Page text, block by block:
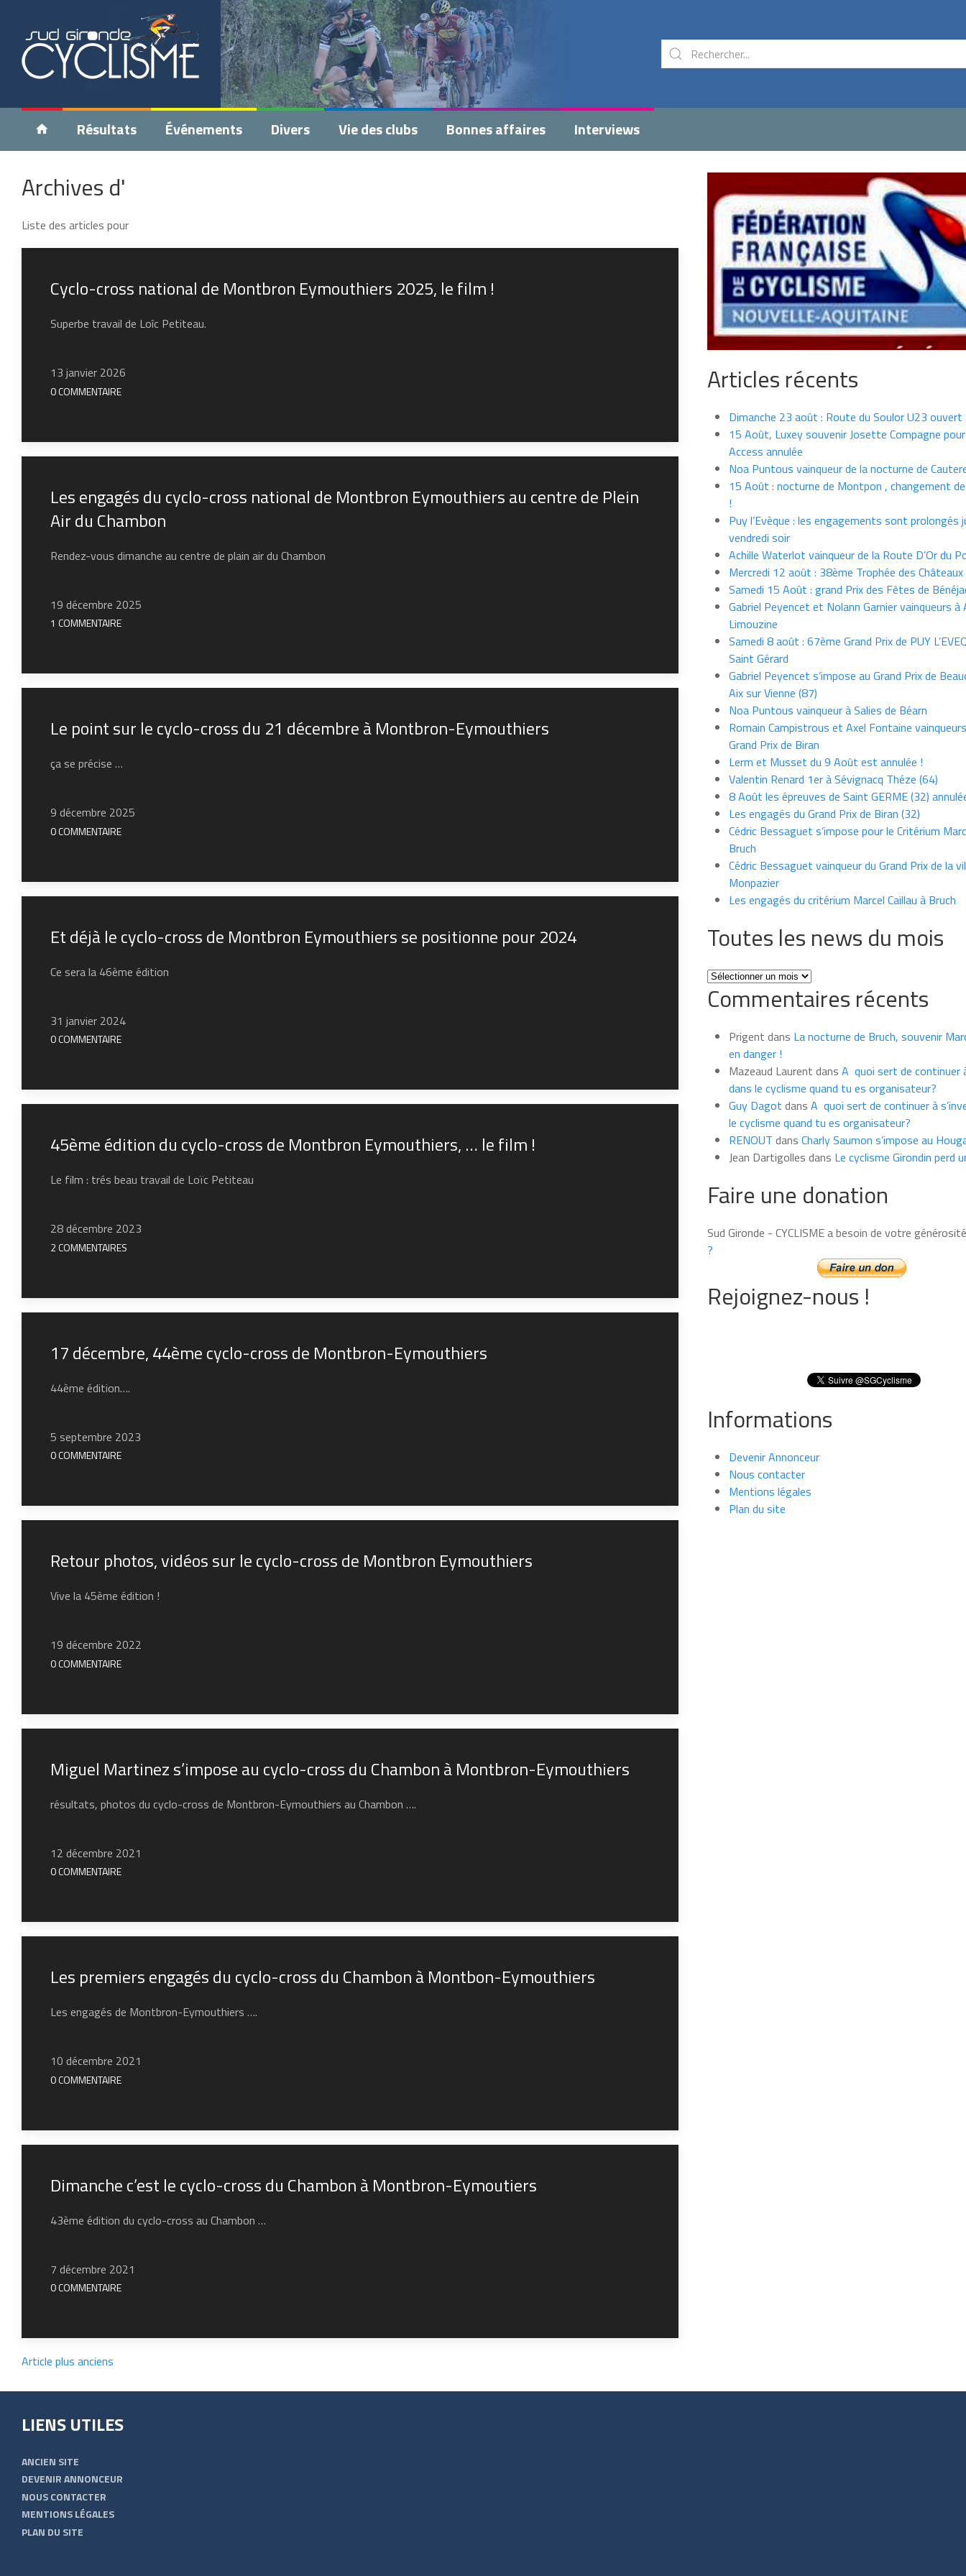
Résultats Événements Divers Vie des clubs Bonnes affaires Interviews
Archives d'
Liste des articles pour
Cyclo-cross national de Montbron Eymouthiers 2025, le film !
Superbe travail de Loîc Petiteau.
13 janvier 2026
0 COMMENTAIRE
Les engagés du cyclo-cross national de Montbron Eymouthiers au centre de Plein
Air du Chambon
Rendez-vous dimanche au centre de plain air du Chambon
19 décembre 2025
1 COMMENTAIRE
Le point sur le cyclo-cross du 21 décembre à Montbron-Eymouthiers
ça se précise …
9 décembre 2025
0 COMMENTAIRE
Et déjà le cyclo-cross de Montbron Eymouthiers se positionne pour 2024
Ce sera la 46ème édition
31 janvier 2024
0 COMMENTAIRE
45ème édition du cyclo-cross de Montbron Eymouthiers, … le film !
Le film : trés beau travail de Loïc Petiteau
28 décembre 2023
2 COMMENTAIRES
17 décembre, 44ème cyclo-cross de Montbron-Eymouthiers
44ème édition….
5 septembre 2023
0 COMMENTAIRE
Retour photos, vidéos sur le cyclo-cross de Montbron Eymouthiers
Vive la 45ème édition !
19 décembre 2022
0 COMMENTAIRE
Miguel Martinez s’impose au cyclo-cross du Chambon à Montbron-Eymouthiers
résultats, photos du cyclo-cross de Montbron-Eymouthiers au Chambon ….
12 décembre 2021
0 COMMENTAIRE
Les premiers engagés du cyclo-cross du Chambon à Montbon-Eymouthiers
Les engagés de Montbron-Eymouthiers ….
10 décembre 2021
0 COMMENTAIRE
Dimanche c’est le cyclo-cross du Chambon à Montbron-Eymoutiers
43ème édition du cyclo-cross au Chambon …
7 décembre 2021
0 COMMENTAIRE
Article plus anciens
Articles récents
Dimanche 23 août : Route du Soulor U23 ouvert
15 Août, Luxey souvenir Josette Compagne
Access annulée
Noa Puntous vainqueur de la nocturne de
15 Août : nocturne de Montpon , changement
!
Puy l’Evèque : les engagements sont prolongés
vendredi soir
Achille Waterlot vainqueur de la Route D’Or du
Mercredi 12 août : 38ème Trophée des Châteaux
Samedi 15 Août : grand Prix des Fêtes de
Gabriel Peyencet et Nolann Garnier vainqueurs à
Limouzine
Samedi 8 août : 67ème Grand Prix de PUY
Saint Gérard
Gabriel Peyencet s’impose au Grand Prix de
Aix sur Vienne (87)
Noa Puntous vainqueur à Salies de Béarn
Romain Campistrous et Axel Fontaine
Grand Prix de Biran
Lerm et Musset du 9 Août est annulée !
Valentin Renard 1er à Sévignacq Théze (64)
8 Août les épreuves de Saint GERME (32)
Les engagés du Grand Prix de Biran (32)
Cédric Bessaguet s’impose pour le Critérium
Bruch
Cédric Bessaguet vainqueur du Grand Prix de la
Monpazier
Les engagés du critérium Marcel Caillau à Bruch
Toutes les news du mois
Toutes
les
news
mois
Commentaires récents
Prigent dans La nocturne de Bruch, souvenir
en danger !
Mazeaud Laurent dans A quoi sert de continuer
dans le cyclisme quand tu es organisateur?
Guy Dagot dans A quoi sert de continuer à
le cyclisme quand tu es organisateur?
RENOUT dans Charly Saumon s’impose au
Jean Dartigolles dans Le cyclisme Girondin perd
Faire une donation
Sud Gironde - CYCLISME a besoin de votre
?
Rejoignez-nous !
Informations
Devenir Annonceur
Nous contacter
Mentions légales
Plan du site
LIENS UTILES
ANCIEN SITE
DEVENIR ANNONCEUR
NOUS CONTACTER
MENTIONS LÉGALES
PLAN DU SITE